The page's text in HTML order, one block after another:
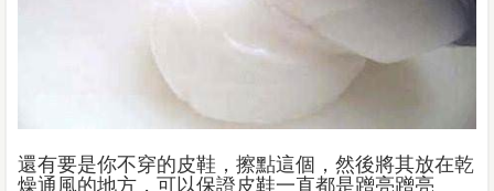
還有要是你不穿的皮鞋，擦點這個，然後將其放在乾
燥通風的地方，可以保證皮鞋一直都是蹭亮蹭亮